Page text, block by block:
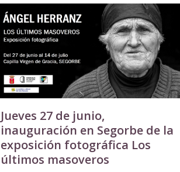
Jueves 27 de junio,
inauguración en Segorbe de la
exposición fotográfica Los
últimos masoveros